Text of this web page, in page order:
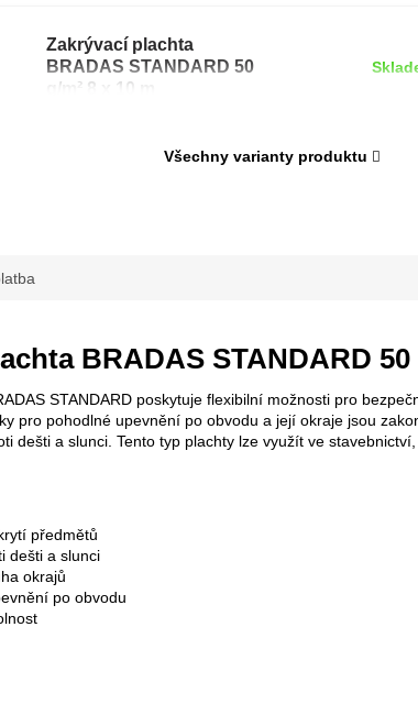
Zakrývací plachta
BRADAS STANDARD 50
g/m² 8 x 10 m
Všechny varianty produktu
BRADAS STANDARD 50
STANDARD poskytuje flexibilní možnosti pro
pro pohodlné upevnění po obvodu a její okraje jsou
dešti a slunci. Tento typ plachty lze využít ve
předmětů
dešti a slunci
okrajů
po obvodu